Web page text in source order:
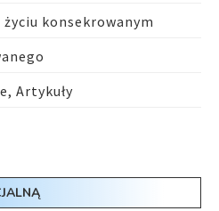
konsekrowanym
Artykuły